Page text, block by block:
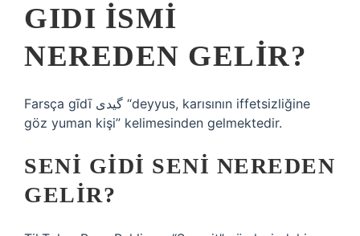
GIDI ISMI
NEREDEN GELIR?
Farsça gīdī گیدی “deyyus, karısının iffetsizliğine
göz yuman kişi” kelimesinden gelmektedir.
SENI GIDI SENI NEREDEN
GELIR?